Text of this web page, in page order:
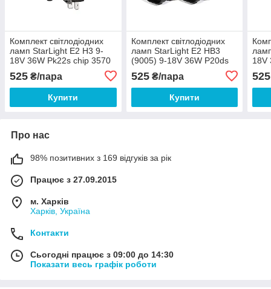
Комплект світлодіодних
ламп StarLight E2 H3 9-
18V 36W Pk22s chip 3570
525 ₴/пара
Купити
Комплект світлодіодних
ламп StarLight E2 HB3
(9005) 9-18V 36W P20ds
525₴/пара
Купити
18V
525
Про нас
98% позитивних з 169 відгуків за рік
Працює з 27.09.2015
м. Харків
Харків, Україна
Контакти
Сьогодні працює з 09:00 до 14:30
Показати весь графік роботи